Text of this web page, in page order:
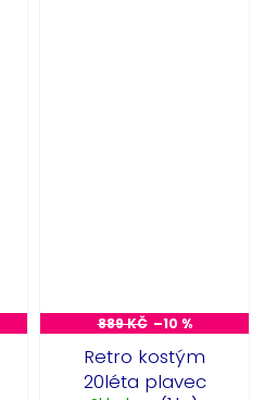
889 KČ –10 %
Retro kostým
20léta plavec